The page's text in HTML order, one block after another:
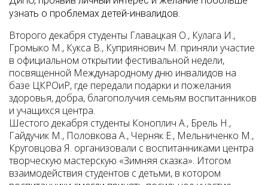
узнать о проблемах детей-инвалидов.
Второго декабря студенты Главацкая О., Кулага И.,
Громыко М., Кукса В., Куприянович М. приняли участие
в официальном открытии фестивальной недели,
посвященной Международному дню инвалидов на
базе ЦКРОиР, где передали подарки и пожелания
здоровья, добра, благополучия семьям воспитанников
и учащихся центра.
Шестого декабря студенты Коноплич А., Брель Н.,
Гайдучик М., Половкова А., Черняк Е., Мельниченко М.,
Круговцова Я. организовали с воспитанниками центра
творческую мастерскую «Зимняя сказка». Итогом
взаимодействия студентов с детьми, в котором